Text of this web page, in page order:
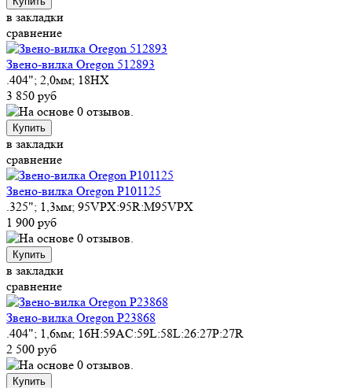
в закладки
сравнение
Звено-вилка Oregon 512893
.404"; 2,0мм; 18HX
3 850 руб
Купить
в закладки
сравнение
Звено-вилка Oregon P101125
.325"; 1,3мм; 95VPX:95R:M95VPX
1 900 руб
Купить
в закладки
сравнение
Звено-вилка Oregon P23868
.404"; 1,6мм; 16H:59AC:59L:58L:26:27P:27R
2 500 руб
Купить